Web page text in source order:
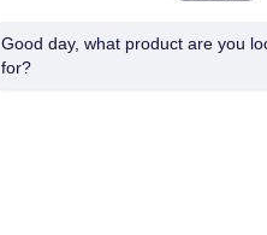
Veranstaltungen
Good day, what product are you
for?